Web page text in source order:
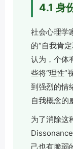
4.1 身
社会心理学
的“自我肯
认为，个体
些将“理性”
到强烈的情
自我概念的
为了消除这
己也有脆弱